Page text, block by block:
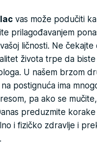
vas može podučiti
prilagođavanjem
ličnosti. Ne čekajte
života trpe da biste
U našem brzom
postignuća ima
pa ako se
preduzmite
i fizičko zdravlje i